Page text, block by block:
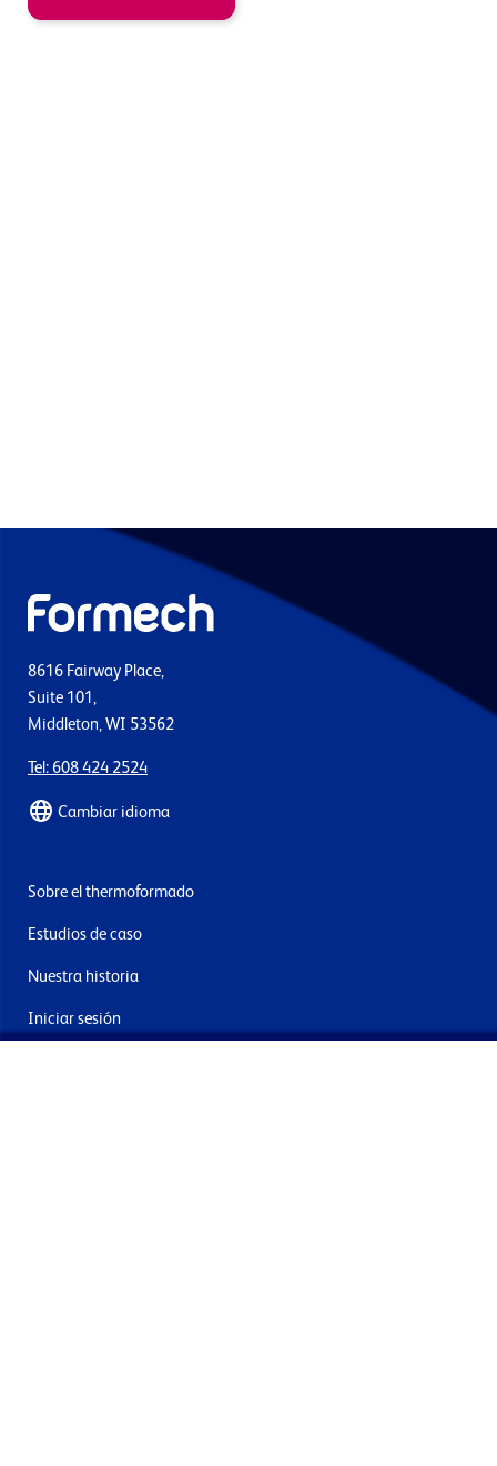
8616 Fairway Place,
Suite 101,
Middleton, WI 53562
Tel: 608 424 2524
Cambiar idioma
Sobre el thermoformado
Estudios de caso
Nuestra historia
Iniciar sesión